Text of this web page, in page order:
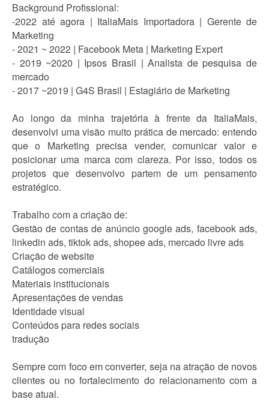
Background Profissional:
-2022 até agora | ItaliaMais Importadora | Gerente de
Marketing
- 2021 ~ 2022 | Facebook Meta | Marketing Expert
- 2019 ~2020 | Ipsos Brasil | Analista de pesquisa de
mercado
- 2017 ~2019 | G4S Brasil | Estagiário de Marketing
Ao longo da minha trajetória à frente da ItaliaMais,
desenvolvi uma visão muito prática de mercado: entendo
que o Marketing precisa vender, comunicar valor e
posicionar uma marca com clareza. Por isso, todos os
projetos que desenvolvo partem de um pensamento
estratégico.
Trabalho com a criação de:
Gestão de contas de anúncio google ads, facebook ads,
linkedin ads, tiktok ads, shopee ads, mercado livre ads
Criação de website
Catálogos comerciais
Materiais institucionais
Apresentações de vendas
Identidade visual
Conteúdos para redes sociais
tradução
Sempre com foco em converter, seja na atração de novos
clientes ou no fortalecimento do relacionamento com a
base atual.